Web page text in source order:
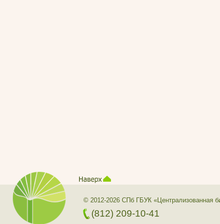
© 2012-2026 СПб ГБУК «Централизованная
(812) 209-10-41